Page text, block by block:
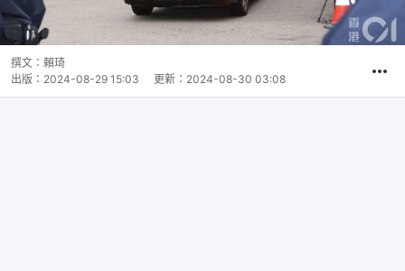
撰文： 賴琦
出版： 2024-08-29 15:03 更新： 2024-08-30 03:08